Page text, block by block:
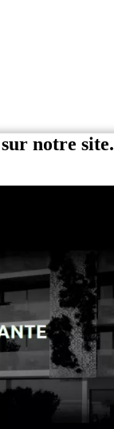
notre site.